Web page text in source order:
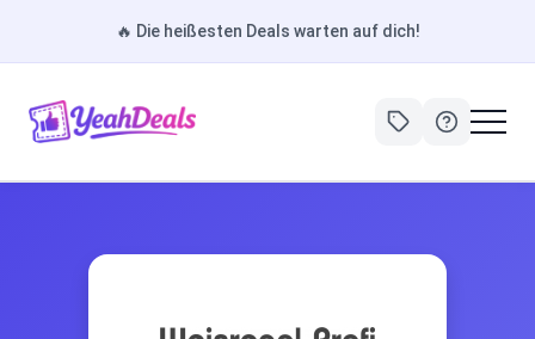
🔥 Die heißesten Deals warten auf dich!